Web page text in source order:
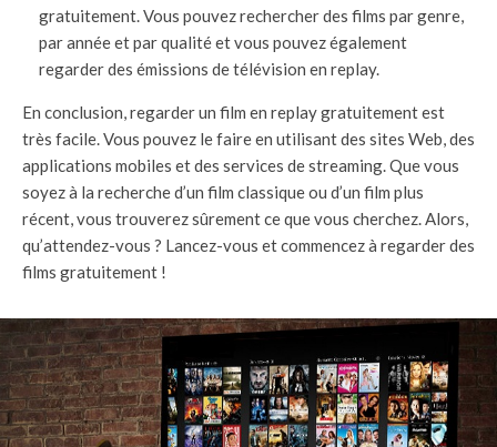
gratuitement. Vous pouvez rechercher des films par genre,
par année et par qualité et vous pouvez également
regarder des émissions de télévision en replay.
En conclusion, regarder un film en replay gratuitement est
très facile. Vous pouvez le faire en utilisant des sites Web, des
applications mobiles et des services de streaming. Que vous
soyez à la recherche d’un film classique ou d’un film plus
récent, vous trouverez sûrement ce que vous cherchez. Alors,
qu’attendez-vous ? Lancez-vous et commencez à regarder des
films gratuitement !